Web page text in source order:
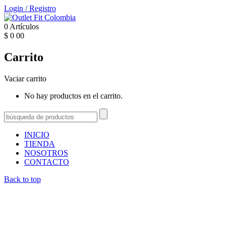
Login /Registro
0 Artículos
$ 0 00
Carrito
Vaciar carrito
No hay productos en el carrito.
INICIO
TIENDA
NOSOTROS
CONTACTO
Back to top